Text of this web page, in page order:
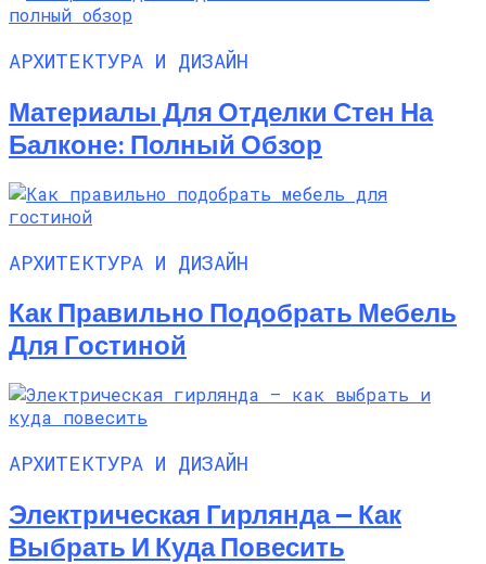
АРХИТЕКТУРА И ДИЗАЙН
Материалы Для Отделки Стен На
Балконе: Полный Обзор
АРХИТЕКТУРА И ДИЗАЙН
Как Правильно Подобрать Мебель
Для Гостиной
АРХИТЕКТУРА И ДИЗАЙН
Электрическая Гирлянда — Как
Выбрать И Куда Повесить